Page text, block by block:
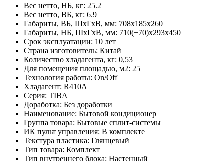
Вес нетто, НБ, кг: 25.2
Вес нетто, ВБ, кг: 6.9
Габариты, ВБ, ШхГхВ, мм: 708x185x260
Габариты, НБ, ШхГхВ, мм: 710(+70)x293x450
Срок эксплуатации: 10 лет
Страна изготовитель: Китай
Количество хладагента, кг: 0,53
Для помещения площадью, м2: 25
Технология работы: On/Off
Хладагент: R410A
Серия: TIBA
Доработка: Без доработки
Наименование: Бытовой кондиционер
Группа товара: Бытовые сплит-системы
ИК пульт управления: В комплекте
Текстура пластика: Глянцевый
Тип товара: Комплект
Тип внутреннего блока: Настенный